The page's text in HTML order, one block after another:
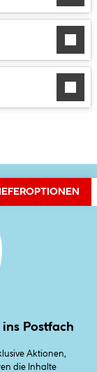
Postfach
Aktionen,
die Inhalte